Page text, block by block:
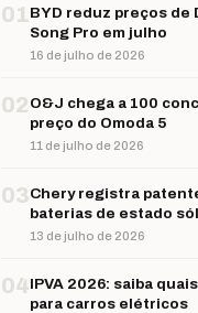
01BYD reduz preços de
Song Pro em julho
16 de julho de 2026
02 O&J chega a 100
preço do Omoda 5
11 de julho de 2026
03Chery registra
baterias de estado
13 de julho de 2026
04IPVA 2026: saiba
para carros elétricos